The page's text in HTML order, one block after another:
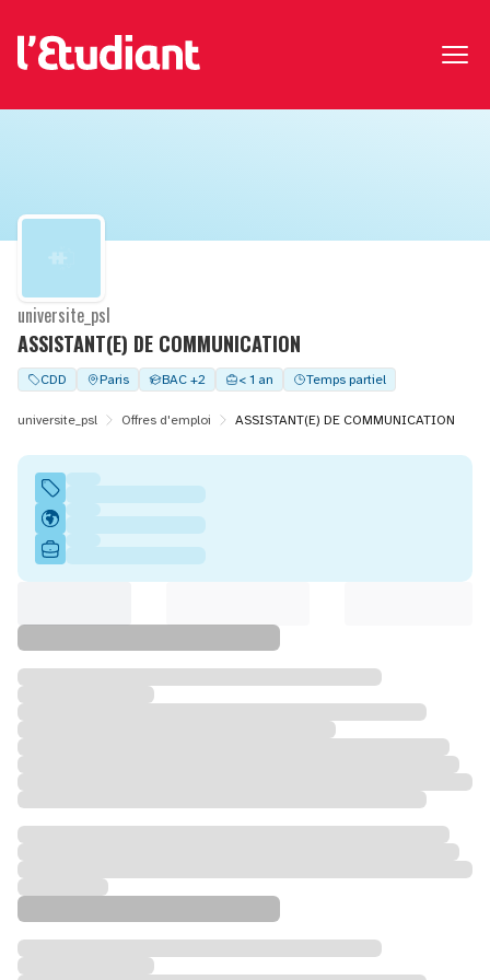
ASSISTANT(E) DE COMMUNICATION
universite_psl
CDD Paris BAC +2 < 1 an Temps partiel
universite_psl Offres d'emploi ASSISTANT(E) DE COMMUNICATION